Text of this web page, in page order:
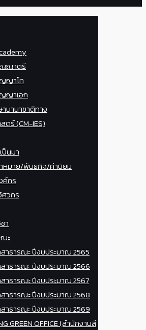
ญาตรี
ญาโท
ญาเอก
นานาชาติทาง
ตร์ (CM-IES)
ป็นมา
หมาย/พันธกิจ/ค่านิยม
ค์กร
วกร
า
ะ
าธารณะ ปีงบประมาณ 2565
าธารณะ ปีงบประมาณ 2566
าธารณะ ปีงบประมาณ 2567
าธารณะ ปีงบประมาณ 2568
าธารณะ ปีงบประมาณ 2569
GREEN OFFICE (สำนักงานสี